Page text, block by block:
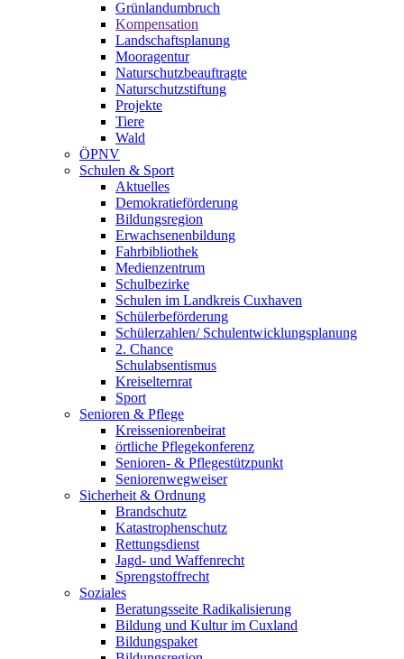
Grünlandumbruch
Kompensation
Landschaftsplanung
Mooragentur
Naturschutzbeauftragte
Naturschutzstiftung
Projekte
Tiere
Wald
ÖPNV
Schulen & Sport
Aktuelles
Demokratieförderung
Bildungsregion
Erwachsenenbildung
Fahrbibliothek
Medienzentrum
Schulbezirke
Schulen im Landkreis Cuxhaven
Schülerbeförderung
Schülerzahlen/ Schulentwicklungsplanung
2. Chance
Schulabsentismus
Kreiselternrat
Sport
Senioren & Pflege
Kreisseniorenbeirat
örtliche Pflegekonferenz
Senioren- & Pflegestützpunkt
Seniorenwegweiser
Sicherheit & Ordnung
Brandschutz
Katastrophenschutz
Rettungsdienst
Jagd- und Waffenrecht
Sprengstoffrecht
Soziales
Beratungsseite Radikalisierung
Bildung und Kultur im Cuxland
Bildungspaket